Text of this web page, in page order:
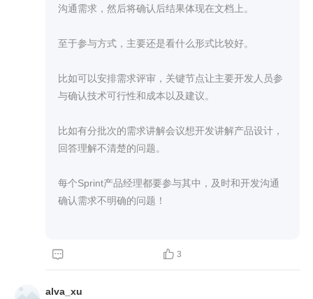
更好？
沟通需求，然后将确认后结果体现在文档上。
至于参与方式，主要还是看什么形式比较好。
比如可以安排需求评审，关键节点让主要开发人员参
与确认技术可行性和成本以及建议。
比如有分批次的需求讲解会议想开发讲解产品设计，
回答理解不清楚的问题。
每个Sprint产品经理都要参与其中，及时和开发沟通
确认需求不明确的问题！
  3
alva_xu